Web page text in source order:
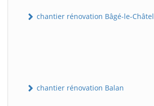
chantier rénovation Bâgé-le-Châtel
chantier rénovation Balan